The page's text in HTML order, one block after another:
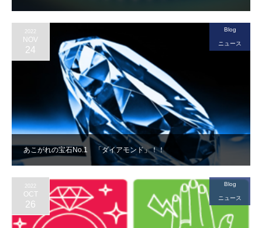
あこがれの宝石No.1 「ダイアモンド」！！
2022
NOV
24
Blog
ニュース
2022
OCT
26
Blog
ニュース